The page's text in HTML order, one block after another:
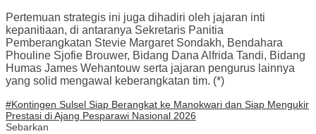
Pertemuan strategis ini juga dihadiri oleh jajaran inti
kepanitiaan, di antaranya Sekretaris Panitia
Pemberangkatan Stevie Margaret Sondakh, Bendahara
Phouline Sjofie Brouwer, Bidang Dana Alfrida Tandi, Bidang
Humas James Wehantouw serta jajaran pengurus lainnya
yang solid mengawal keberangkatan tim. (*)
#Kontingen Sulsel Siap Berangkat ke Manokwari dan Siap Mengukir
Prestasi di Ajang Pesparawi Nasional 2026
Sebarkan